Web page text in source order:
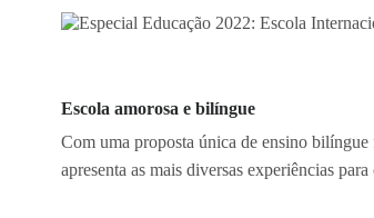
Escola amorosa e bilíngue
Com uma proposta única de ensino
apresenta as mais diversas experiências